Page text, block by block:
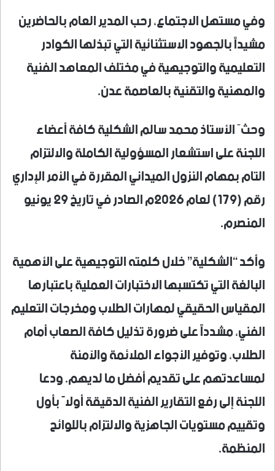
​وفي مستهل الاجتماع، رحب المدير العام بالحاضرين
مشيداً بالجهود الاستثنائية التي تبذلها الكوادر
التعليمية والتوجيهية في مختلف المعاهد الفنية
والمهنية والتقنية بالعاصمة عدن.
وحثّ الأستاذ محمد سالم الشكلية كافة أعضاء
اللجنة على استشعار المسؤولية الكاملة والالتزام
التام بمهام النزول الميداني المقررة في الأمر الإداري
رقم (179) لعام 2026م الصادر في تاريخ 29 يونيو
المنصرم.
​وأكد “الشكلية” خلال كلمته التوجيهية على الأهمية
البالغة التي تكتسبها الاختبارات العملية باعتبارها
المقياس الحقيقي لمهارات الطلاب ومخرجات التعليم
الفني، مشدداً على ضرورة تذليل كافة الصعاب أمام
الطلاب، وتوفير الأجواء الملائمة والآمنة
لمساعدتهم على تقديم أفضل ما لديهم. ودعا
اللجنة إلى رفع التقارير الفنية الدقيقة أولاً بأول
وتقييم مستويات الجاهزية والالتزام باللوائح
المنظمة.